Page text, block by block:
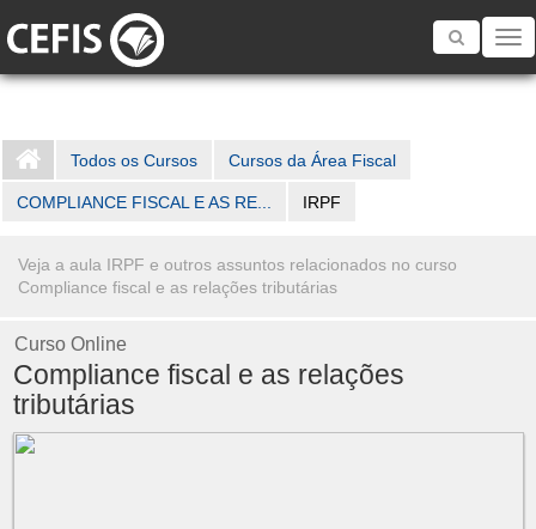
Toggle
Todos os Cursos Cursos da Área Fiscal
COMPLIANCE FISCAL E AS RE... IRPF
Veja a aula IRPF e outros assuntos relacionados no curso
Compliance fiscal e as relações tributárias
Curso Online
Compliance fiscal e as relações
tributárias